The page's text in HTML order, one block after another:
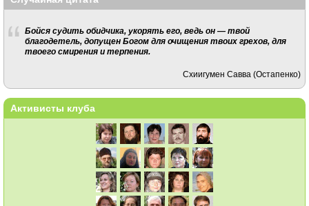
Бойся судить обидчика, укорять его, ведь он — твой
благодетель, допущен Богом для очищения твоих грехов, для
твоего смирения и терпения.
Схиигумен Савва (Остапенко)
Активисты клуба